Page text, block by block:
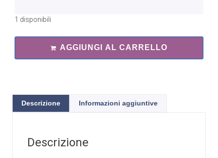
1 disponibili
AGGIUNGI AL CARRELLO
Descrizione Informazioni aggiuntive
Descrizione